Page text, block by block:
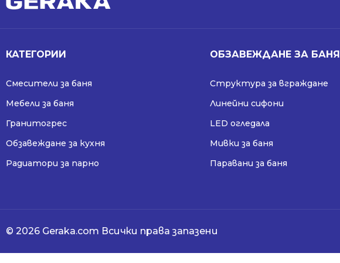
КАТЕГОРИИ
Смесители за баня
Мебели за баня
Гранитогрес
Обзавеждане за кухня
Радиатори за парно
ОБЗАВЕЖДАНЕ ЗА БАНЯ
Структура за вграждане
Линейни сифони
LED огледала
Мивки за баня
Паравани за баня
© 2026 Geraka.com Всички права запазени